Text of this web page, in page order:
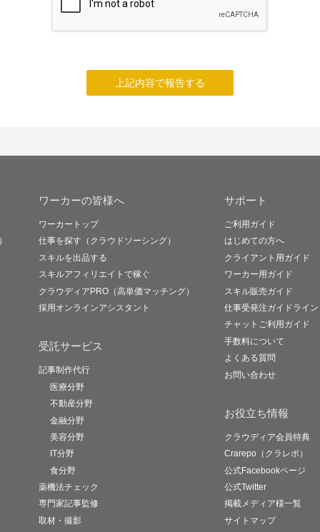
上記内容で報告する
ワーカーの皆様へ
ワーカートップ
仕事を探す（クラウドソーシング）
スキルを出品する
スキルアフィリエイトで稼ぐ
クラウディアPRO（高単価マッチング）
採用オンラインアシスタント
受託サービス
記事制作代行
医療分野
不動産分野
金融分野
美容分野
IT分野
食分野
薬機法チェック
専門家記事監修
取材・撮影
サポート
ご利用ガイド
はじめての方へ
クライアント用ガイド
ワーカー用ガイド
スキル販売ガイド
仕事受発注ガイドライン
チャットご利用ガイド
手数料について
よくある質問
お問い合わせ
お役立ち情報
クラウディア会員特典
Crarepo（クラレポ）
公式Facebookページ
公式Twitter
掲載メディア様一覧
サイトマップ